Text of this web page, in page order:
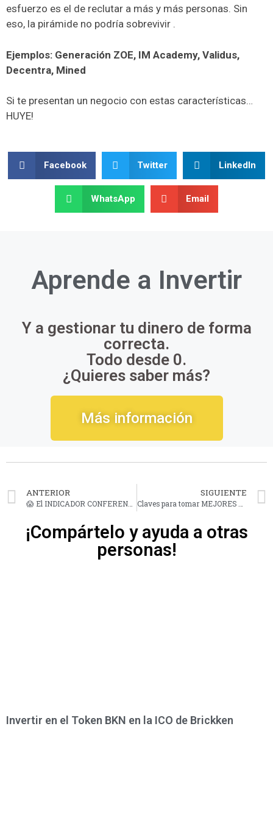
esfuerzo es el de reclutar a más y más personas. Sin
eso, la pirámide no podría sobrevivir .
Ejemplos: Generación ZOE, IM Academy, Validus,
Decentra, Mined
Si te presentan un negocio con estas características…
HUYE!
Facebook Twitter LinkedIn
WhatsApp Email
Aprende a Invertir
Y a gestionar tu dinero de forma
correcta.
Todo desde 0.
¿Quieres saber más?
Más información
ANTERIOR SIGUIENTE
¡Compártelo y ayuda a otras
personas!
Invertir en el Token BKN en la ICO de Brickken